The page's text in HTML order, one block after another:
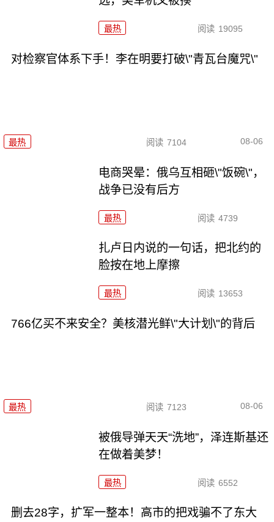
最热 阅读 19095
对检察官体系下手！李在明要打破\"青瓦台魔咒\"
最热 阅读 7104 08-06
电商哭晕：俄乌互相砸\"饭碗\"，
战争已没有后方
最热 阅读 4739
扎卢日内说的一句话，把北约的
脸按在地上摩擦
最热 阅读 13653
766亿买不来安全？美核潜光鲜\"大计划\"的背后
最热 阅读 7123 08-06
被俄导弹天天“洗地”，泽连斯基还
在做着美梦！
最热 阅读 6552
删去28字，扩军一整本！高市的把戏骗不了东大